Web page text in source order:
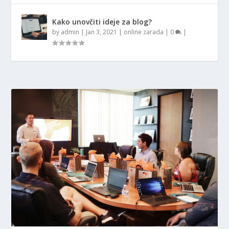
Kako unovčiti ideje za blog?
by admin | Jan 3, 2021 | online zarada | 0 |